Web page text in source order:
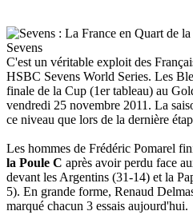
Sevens
C'est un véritable exploit des
HSBC Sevens World Series. Les
finale de la Cup (1er tableau) au
vendredi 25 novembre 2011. La
ce niveau que lors de la dernière
Les hommes de Frédéric Pomarel
la Poule C après avoir perdu face
devant les Argentins (31-14) et la
5). En grande forme, Renaud
marqué chacun 3 essais aujourd'hui.